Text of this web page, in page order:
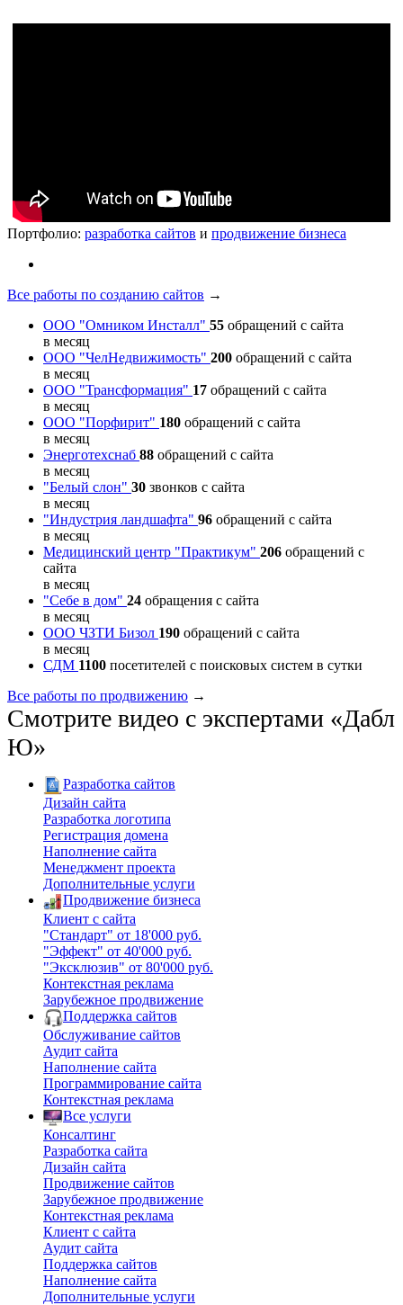
Портфолио: разработка сайтов и продвижение бизнеса
Все работы по созданию сайтов →
ООО "Омником Инсталл" 55 обращений с сайта
в месяц
ООО "ЧелНедвижимость" 200 обращений с сайта
в месяц
ООО "Трансформация" 17 обращений с сайта
в месяц
ООО "Порфирит" 180 обращений с сайта
в месяц
Энерготехснаб 88 обращений с сайта
в месяц
"Белый слон" 30 звонков с сайта
в месяц
"Индустрия ландшафта" 96 обращений с сайта
в месяц
Медицинский центр "Практикум" 206 обращений с
сайта
в месяц
"Себе в дом" 24 обращения с сайта
в месяц
ООО ЧЗТИ Бизол 190 обращений с сайта
в месяц
СДМ 1100 посетителей с поисковых систем в сутки
Все работы по продвижению →
Смотрите видео с экспертами «Дабл
Ю»
Разработка сайтов
Дизайн сайта
Разработка логотипа
Регистрация домена
Наполнение сайта
Менеджмент проекта
Дополнительные услуги
Продвижение бизнеса
Клиент с сайта
"Стандарт" от 18'000 руб.
"Эффект" от 40'000 руб.
"Эксклюзив" от 80'000 руб.
Контекстная реклама
Зарубежное продвижение
Поддержка сайтов
Обслуживание сайтов
Аудит сайта
Наполнение сайта
Программирование сайта
Контекстная реклама
Все услуги
Консалтинг
Разработка сайта
Дизайн сайта
Продвижение сайтов
Зарубежное продвижение
Контекстная реклама
Клиент с сайта
Аудит сайта
Поддержка сайтов
Наполнение сайта
Дополнительные услуги